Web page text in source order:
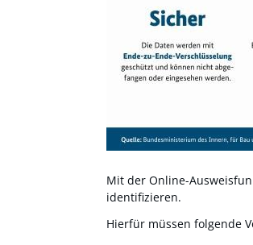
Mit der Online-
identifizieren.
Hierfür müssen folgende